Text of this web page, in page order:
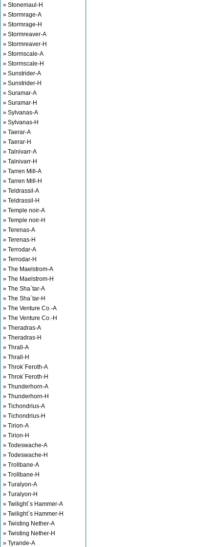
» Stonemaul-H
» Stormrage-A
» Stormrage-H
» Stormreaver-A
» Stormreaver-H
» Stormscale-A
» Stormscale-H
» Sunstrider-A
» Sunstrider-H
» Suramar-A
» Suramar-H
» Sylvanas-A
» Sylvanas-H
» Taerar-A
» Taerar-H
» Talnivarr-A
» Talnivarr-H
» Tarren Mill-A
» Tarren Mill-H
» Teldrassil-A
» Teldrassil-H
» Temple noir-A
» Temple noir-H
» Terenas-A
» Terenas-H
» Terrodar-A
» Terrodar-H
» The Maelstrom-A
» The Maelstrom-H
» The Sha`tar-A
» The Sha`tar-H
» The Venture Co.-A
» The Venture Co.-H
» Theradras-A
» Theradras-H
» Thrall-A
» Thrall-H
» Throk`Feroth-A
» Throk`Feroth-H
» Thunderhorn-A
» Thunderhorn-H
» Tichondrius-A
» Tichondrius-H
» Tirion-A
» Tirion-H
» Todeswache-A
» Todeswache-H
» Trollbane-A
» Trollbane-H
» Turalyon-A
» Turalyon-H
» Twilight`s Hammer-A
» Twilight`s Hammer-H
» Twisting Nether-A
» Twisting Nether-H
» Tyrande-A